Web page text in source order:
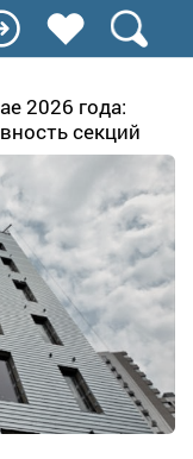
2026 года:
секций